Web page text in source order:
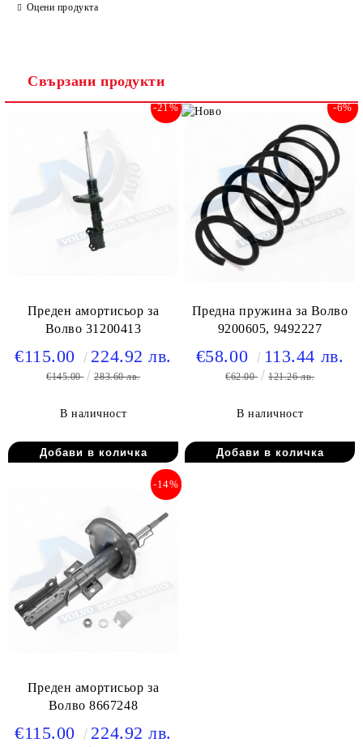
Съгласен съм с
Оцени продукта
Свързани продукти
Преден амортисьор за
Волво 31200413
-21%
€115.00 224.92 лв.
€145.00 283.60 лв.
В наличност
Предна пружина за Волво
9200605, 9492227
-6%
€58.00 113.44 лв.
€62.00 121.26 лв.
В наличност
Преден амортисьор за
Волво 8667248
-14%
€115.00 224.92 лв.